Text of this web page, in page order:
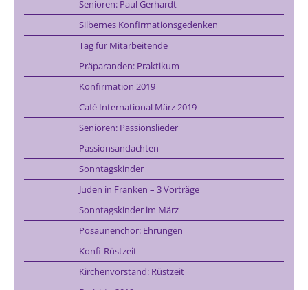
Senioren: Paul Gerhardt
Silbernes Konfirmationsgedenken
Tag für Mitarbeitende
Präparanden: Praktikum
Konfirmation 2019
Café International März 2019
Senioren: Passionslieder
Passionsandachten
Sonntagskinder
Juden in Franken – 3 Vorträge
Sonntagskinder im März
Posaunenchor: Ehrungen
Konfi-Rüstzeit
Kirchenvorstand: Rüstzeit